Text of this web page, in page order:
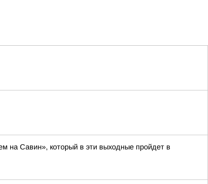
на Савин», который в эти выходные пройдет в